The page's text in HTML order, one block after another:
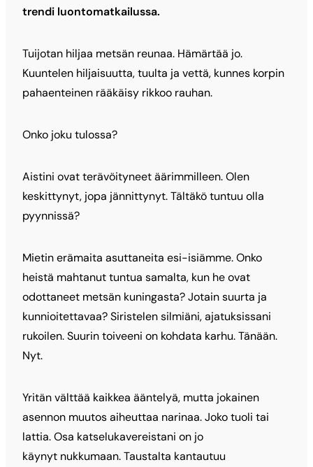
trendi luontomatkailussa.
Tuijotan hiljaa metsän reunaa. Hämärtää jo.
Kuuntelen hiljaisuutta, tuulta ja vettä, kunnes korpin
pahaenteinen rääkäisy rikkoo rauhan.
Onko joku tulossa?
Aistini ovat terävöityneet äärimmilleen. Olen
keskittynyt, jopa jännittynyt. Tältäkö tuntuu olla
pyynnissä?
Mietin erämaita asuttaneita esi-isiämme. Onko
heistä mahtanut tuntua samalta, kun he ovat
odottaneet metsän kuningasta? Jotain suurta ja
kunnioitettavaa? Siristelen silmiäni, ajatuksissani
rukoilen. Suurin toiveeni on kohdata karhu. Tänään.
Nyt.
Yritän välttää kaikkea ääntelyä, mutta jokainen
asennon muutos aiheuttaa narinaa. Joko tuoli tai
lattia. Osa katselukavereistani on jo
käynyt nukkumaan. Taustalta kantautuu